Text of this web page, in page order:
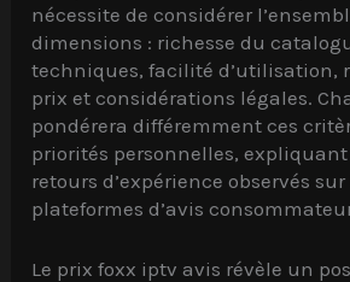
nécessite de considérer
dimensions : richesse du
techniques, facilité d’utilisation,
prix et considérations légales.
pondérera différemment ces
priorités personnelles,
retours d’expérience observés
plateformes d’avis
Le prix foxx iptv avis révèle un